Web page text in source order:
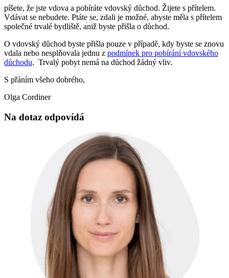
píšete, že jste vdova a pobíráte vdovský důchod. Žijete s přítelem.
Vdávat se nebudete. Ptáte se, zdali je možné, abyste měla s přítelem
společné trvalé bydliště, aniž byste přišla o důchod.
O vdovský důchod byste přišla pouze v případě, kdy byste se znovu
vdala nebo nesplňovala jednu z podmínek pro pobírání vdovského
důchodu. Trvalý pobyt nemá na důchod žádný vliv.
S přáním všeho dobrého,
Olga Cordiner
Na dotaz odpovídá